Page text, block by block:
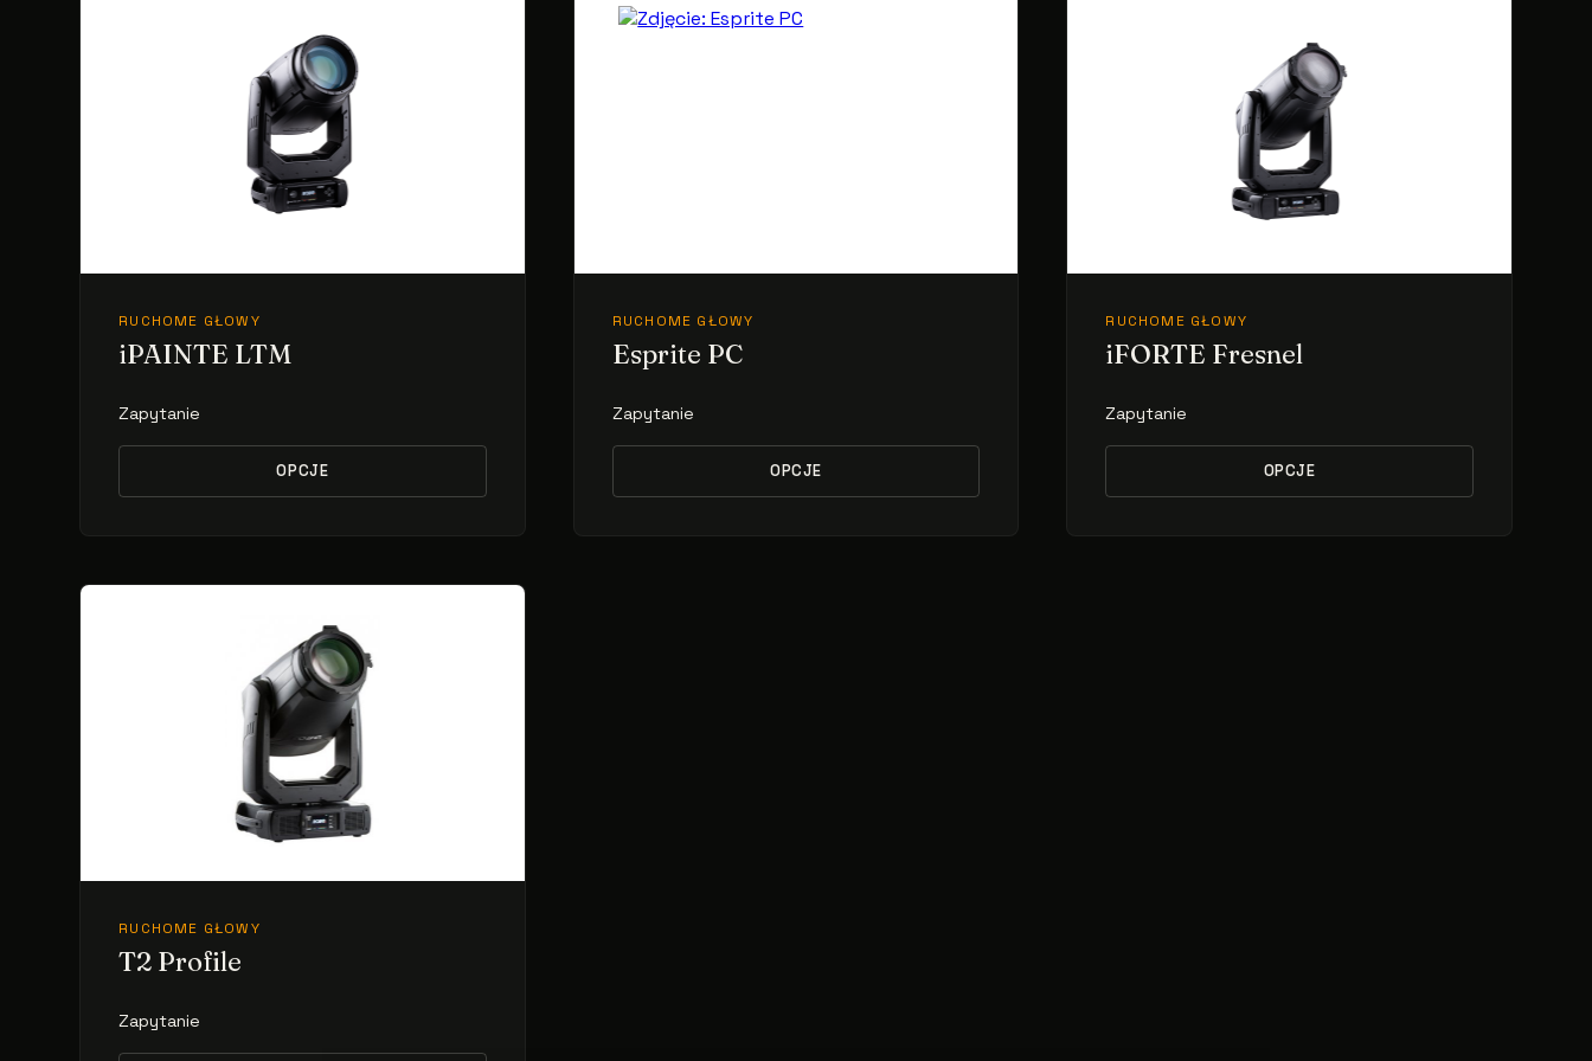
RUCHOME GŁOWY
iPAINTE LTM
Zapytanie
OPCJE
RUCHOME GŁOWY
Esprite PC
Zapytanie
OPCJE
RUCHOME GŁOWY
iFORTE Fresnel
Zapytanie
OPCJE
RUCHOME GŁOWY
T2 Profile
Zapytanie